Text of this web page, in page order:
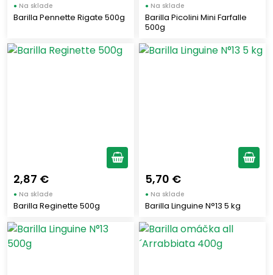
● Na sklade
Barilla Pennette Rigate 500g
● Na sklade
Barilla Picolini Mini Farfalle
500g
2,87 €
● Na sklade
Barilla Reginette 500g
5,70 €
● Na sklade
Barilla Linguine N°13 5 kg